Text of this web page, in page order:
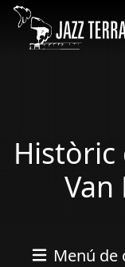
Skip to main content
Històric
Van
Menú